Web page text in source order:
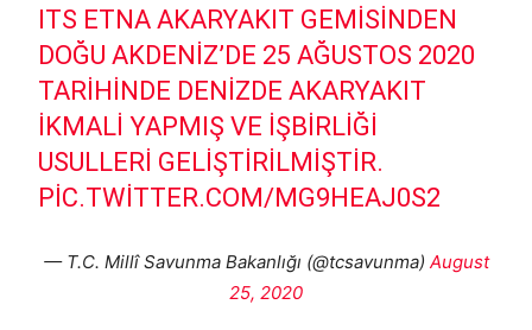
ITS ETNA AKARYAKIT GEMISINDEN
DOĞU AKDENIZ’DE 25 AĞUSTOS 2020
TARIHINDE DENIZDE AKARYAKIT
IKMALI YAPMIŞ VE IŞBIRLIĞI
USULLERI GELIŞTIRILMIŞTIR.
PIC.TWITTER.COM/MG9HEAJ0S2
— T.C. Millî Savunma Bakanlığı (@tcsavunma) August
25, 2020